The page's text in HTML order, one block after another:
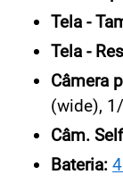
Tela -
Tela -
Câmera
(wide),
Câm.
Bateria: